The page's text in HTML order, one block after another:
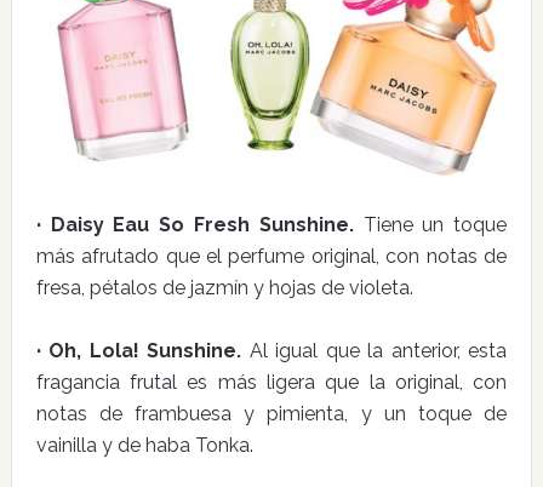
· Daisy Eau So Fresh Sunshine.Tiene un toque
más afrutado que el perfume original, con notas de
fresa, pétalos de jazmín y hojas de violeta.
· Oh, Lola! Sunshine. Al igual que la anterior, esta
fragancia frutal es más ligera que la original, con
notas de frambuesa y pimienta, y un toque de
vainilla y de haba Tonka.